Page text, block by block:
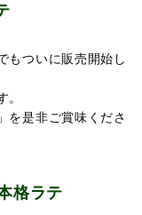
もついに販売開始し
。
を是非ご賞味くださ
格ラテ